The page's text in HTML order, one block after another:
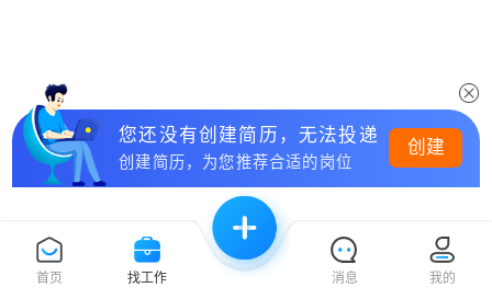
首页 找工作 消息 我的
您还没有创建简历，无法投递
创建简历，为您推荐合适的岗位
创建